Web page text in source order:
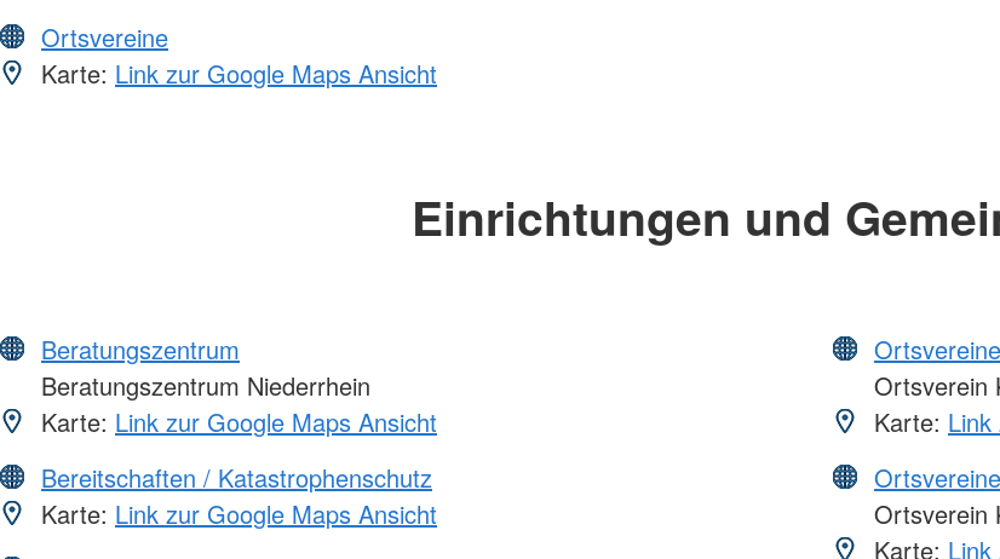
Ortsvereine
Karte: Link zur Google Maps Ansicht
Einrichtungen und
Beratungszentrum
Beratungszentrum Niederrhein
Karte: Link zur Google Maps Ansicht
Bereitschaften / Katastrophenschutz
Karte: Link zur Google Maps Ansicht
Ortsvereine
Ortsverein
Karte:
Ortsvereine
Ortsverein
Karte: